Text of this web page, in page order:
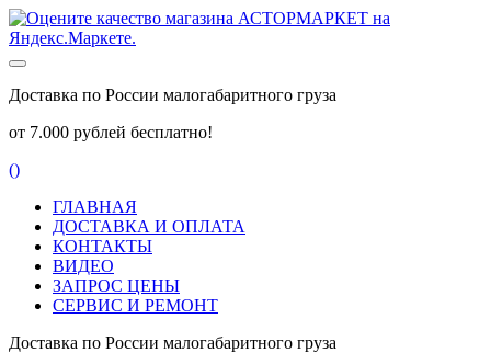
Доставка по России малогабаритного груза
от 7.000 рублей бесплатно!
()
ГЛАВНАЯ
ДОСТАВКА И ОПЛАТА
КОНТАКТЫ
ВИДЕО
ЗАПРОС ЦЕНЫ
СЕРВИС И РЕМОНТ
Доставка по России малогабаритного груза